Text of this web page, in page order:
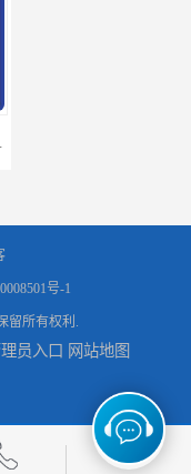
厦门思明区、海沧区、湖里区提供矿安认证专业技术服务值得信赖的咨询专家
号-1
留所有权利.
员入口 网站地图